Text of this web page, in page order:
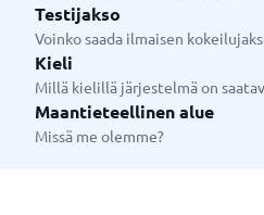
Testijakso
Voinko saada ilmaisen
Kieli
Millä kielillä järjestelmä on
Maantieteellinen alue
Missä me olemme?